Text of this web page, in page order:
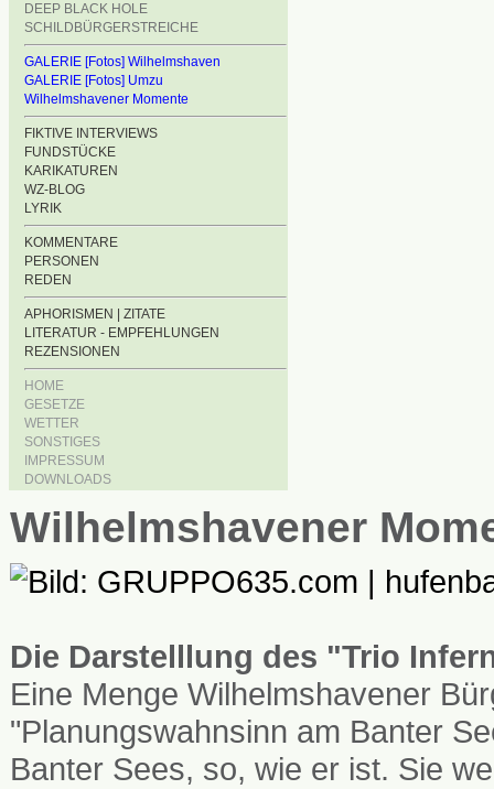
DEEP BLACK HOLE
SCHILDBÜRGERSTREICHE
GALERIE [Fotos] Wilhelmshaven
GALERIE [Fotos] Umzu
Wilhelmshavener Momente
FIKTIVE INTERVIEWS
FUNDSTÜCKE
KARIKATUREN
WZ-BLOG
LYRIK
KOMMENTARE
PERSONEN
REDEN
APHORISMEN | ZITATE
LITERATUR - EMPFEHLUNGEN
REZENSIONEN
HOME
GESETZE
WETTER
SONSTIGES
IMPRESSUM
DOWNLOADS
Wilhelmshavener
Die Darstelllung des "Trio
Eine Menge Wilhelmshavener
"Planungswahnsinn am Banter
Banter Sees, so, wie er ist. Sie